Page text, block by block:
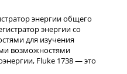
энергии общего
энергии со
для изучения
возможностями
Fluke 1738 — это